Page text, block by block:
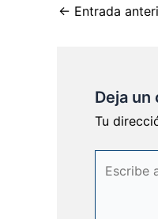
← Entrada
Deja
Tu
aquí...